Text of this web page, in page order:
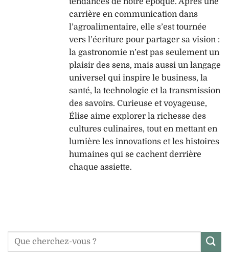
carrière en communication dans
l’agroalimentaire, elle s’est tournée
vers l’écriture pour partager sa vision :
la gastronomie n’est pas seulement un
plaisir des sens, mais aussi un langage
universel qui inspire le business, la
santé, la technologie et la transmission
des savoirs. Curieuse et voyageuse,
Élise aime explorer la richesse des
cultures culinaires, tout en mettant en
lumière les innovations et les histoires
humaines qui se cachent derrière
chaque assiette.